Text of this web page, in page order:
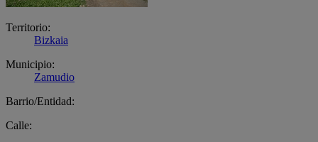
Territorio:
Bizkaia
Municipio:
Zamudio
Barrio/Entidad:
Calle: